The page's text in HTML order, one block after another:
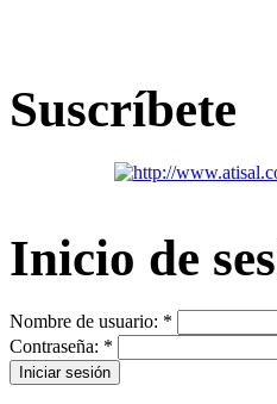
Suscríbete
Inicio de
Nombre de usuario: *
Contraseña: *